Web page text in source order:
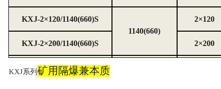
KXJ-2×120/1140(660)S
1140(660)
2×120
KXJ-2×200/1140(660)S 2×200
KXJ系列 矿用隔爆兼本质